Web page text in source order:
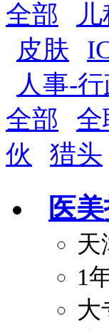
薪资与社保
五险
全勤奖
法定节假日三薪
晋升与政策
8小时工作制
关怀与福利
包住
定期团建
解决户口
全部
皮肤
人事-
全部
全
伙
猎头
医
天
1
大